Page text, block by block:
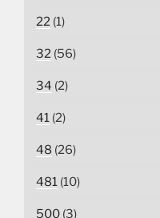
22 (1)
32 (56)
34 (2)
41 (2)
48 (26)
481 (10)
500 (3)